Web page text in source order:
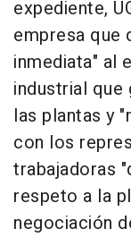
expediente,
empresa que
inmediata" al
industrial que
las plantas y
con los
trabajadoras
respeto a la
negociación